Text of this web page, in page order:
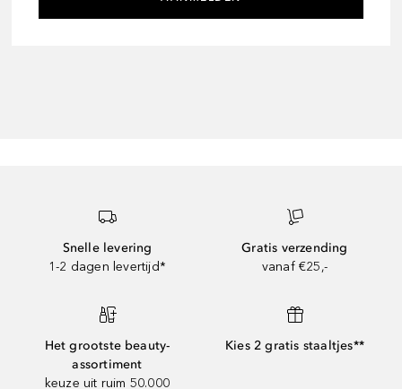
Snelle levering
1-2 dagen levertijd*
Gratis verzending
vanaf €25,-
Het grootste beauty-
assortiment
keuze uit ruim 50.000
Kies 2 gratis staaltjes**